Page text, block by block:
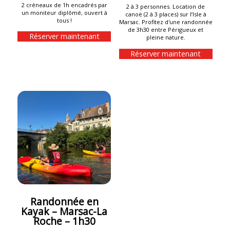
2 créneaux de 1h encadrés par
un moniteur diplômé, ouvert à
tous !
Réserver maintenant
2 à 3 personnes. Location de
canoë (2 à 3 places) sur l’Isle à
Marsac. Profitez d'une randonnée
de 3h30 entre Périgueux et
pleine nature.
Réserver maintenant
Randonnée en
Kayak – Marsac-La
Roche – 1h30